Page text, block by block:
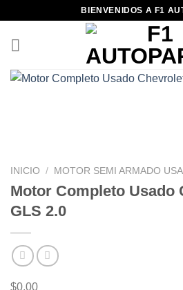
contenido
BIENVENIDOS A F1
INICIO / MOTOR SEMI ARMADO
Motor Completo Usado
GLS 2.0
$0.00